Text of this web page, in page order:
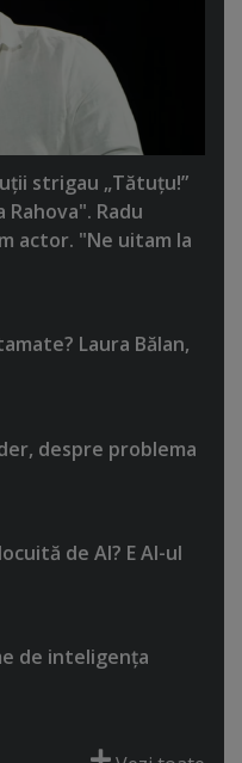
strigau „Tătuţu!”
Rahova". Radu
actor. "Ne uitam la
Laura Bălan,
despre problema
de AI? E AI-ul
de inteligenţa